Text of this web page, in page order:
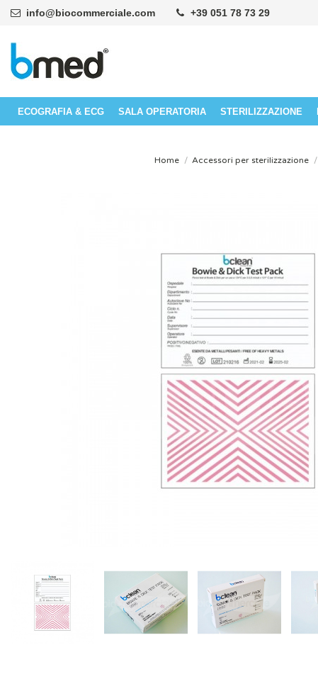
info@biocommerciale.com +39 051 78 73 29
ECOGRAFIA & ECG SALA OPERATORIA STERILIZZAZIONE
Home Accessori per sterilizzazione